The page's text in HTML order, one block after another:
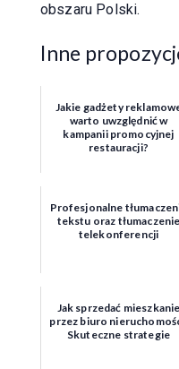
obszaru Polski.
Inne
Jakie gadżety
warto uwzględnić w
kampanii promocyjnej
restauracji?
Profesjonalne
tekstu oraz tłumaczenie
telekonferencji
Jak sprzedać mieszkanie
przez biuro
Skuteczne strategie